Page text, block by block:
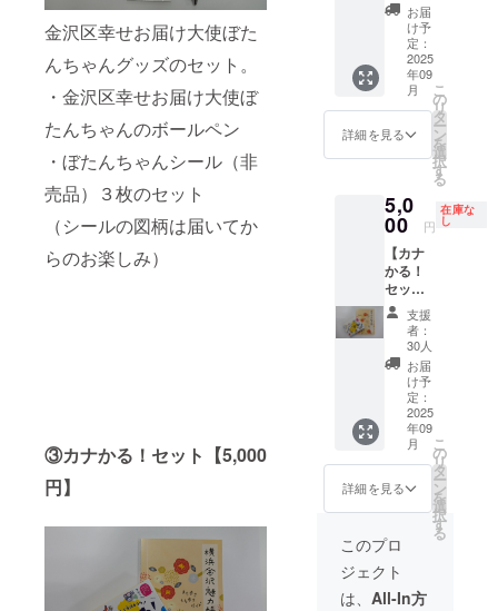
金沢区幸せお届け大使ぼた
んちゃんグッズのセット。
・金沢区幸せお届け大使ぼ
たんちゃんのボールペン
・ぼたんちゃんシール（非
売品）３枚のセット
（シールの図柄は届いてか
らのお楽しみ）
③カナかる！セット【5,000
円】
感にこ
だわっ
た上質
なTシャ
ツで、
首まわ
りは長
年着て
テッ
チ」仕
画像は
イメー
ジで
す。
ファイ
ルそし
て、通
常はラ
ンダム
で販売
してい
る七福
プリー
トセッ
ト。そ
こに昔
と今の
横浜金
沢を重
ねて見
る事が
出来る
今昔地
図をあ
わせた
大満足
なセッ
ト。 ・
横浜金
印帳
ズ：縦
18cm、
詰め合
わせ】
金沢区
幸せお
届け大
使ぼた
んちゃ
んグッ
ズ３種
類を
で！そ
れぞれ
違った
ぼたん
ちゃん
が楽し
めま
す。 ・
金沢区
幸せお
届け大
使ぼた
んちゃ
んコイ
ンケー
ス
キー
のコイ
ンケー
スで
す。小
お届
け予
定：
2025
年09
月
詳細を見る
こ
の
リ
タ
ー
ン
を
選
択
す
る
5,0
00 円
在庫な
し
【カナ
かる！
セッ
ト】 横
浜市金
沢区の
ご当地
かるた
「カナ
る！」
と横浜
魅力帳
のセッ
ト。楽
しみな
がら、
金沢区
に詳し
くなれ
支援
者：
30人
お届
け予
定：
2025
年09
月
詳細を見る
こ
の
リ
タ
ー
ン
を
選
択
す
る
このプロ
ジェクト
は、 All-In方